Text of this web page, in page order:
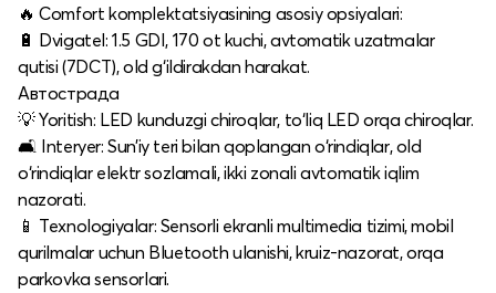
🔥 Comfort komplektatsiyasining asosiy opsiyalari:
🔋 Dvigatel: 1.5 GDI, 170 ot kuchi, avtomatik uzatmalar
qutisi (7DCT), old g‘ildirakdan harakat.​
Автострада
💡 Yoritish: LED kunduzgi chiroqlar, to‘liq LED orqa chiroqlar.​
🛋️ Interyer: Sun’iy teri bilan qoplangan o‘rindiqlar, old
o‘rindiqlar elektr sozlamali, ikki zonali avtomatik iqlim
nazorati.​
📱 Texnologiyalar: Sensorli ekranli multimedia tizimi, mobil
qurilmalar uchun Bluetooth ulanishi, kruiz-nazorat, orqa
parkovka sensorlari.​